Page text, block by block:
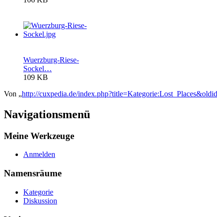
Wuerzburg-Riese-
Sockel…
109 KB
Von „http://cuxpedia.de/
Navigationsmenü
Meine Werkzeuge
Anmelden
Namensräume
Kategorie
Diskussion